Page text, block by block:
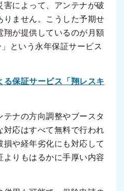
害によって、アンテナが破
りません。こうした予期せ
翔が提供しているのが月額
という永年保証サービス
る保証サービス「翔レスキ
ナの方向調整やブースタ
対応はすべて無料で行われ
損や経年劣化にも対応して
よりもはるかに手厚い内容